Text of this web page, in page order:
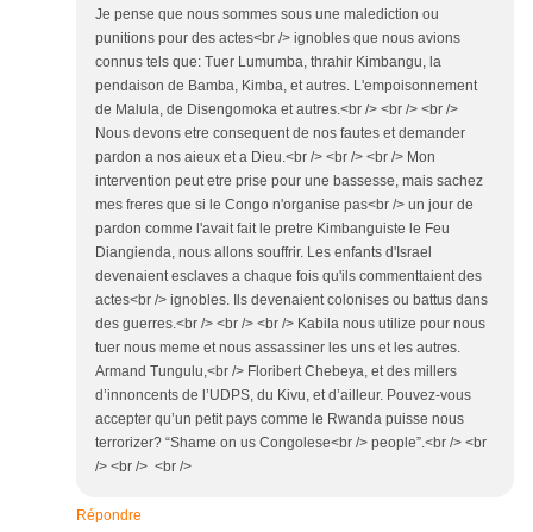
Je pense que nous sommes sous une malediction ou
punitions pour des actes<br /> ignobles que nous avions
connus tels que: Tuer Lumumba, thrahir Kimbangu, la
pendaison de Bamba, Kimba, et autres. L'empoisonnement
de Malula, de Disengomoka et autres.<br /> <br /> <br />
Nous devons etre consequent de nos fautes et demander
pardon a nos aieux et a Dieu.<br /> <br /> <br /> Mon
intervention peut etre prise pour une bassesse, mais sachez
mes freres que si le Congo n'organise pas<br /> un jour de
pardon comme l'avait fait le pretre Kimbanguiste le Feu
Diangienda, nous allons souffrir. Les enfants d'Israel
devenaient esclaves a chaque fois qu'ils commenttaient des
actes<br /> ignobles. Ils devenaient colonises ou battus dans
des guerres.<br /> <br /> <br /> Kabila nous utilize pour nous
tuer nous meme et nous assassiner les uns et les autres.
Armand Tungulu,<br /> Floribert Chebeya, et des millers
d’innoncents de l’UDPS, du Kivu, et d’ailleur. Pouvez-vous
accepter qu’un petit pays comme le Rwanda puisse nous
terrorizer? “Shame on us Congolese<br /> people”.<br /> <br
/> <br /> <br />
Répondre